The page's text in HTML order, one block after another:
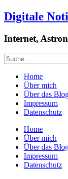
Digitale
Internet,
Home
Über mich
Über das
Impressum
Datenschutz
Home
Über mich
Über das
Impressum
Datenschutz